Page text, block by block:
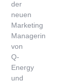
der
neuen
Marketing
Managerin
von
Q-
Energy
und